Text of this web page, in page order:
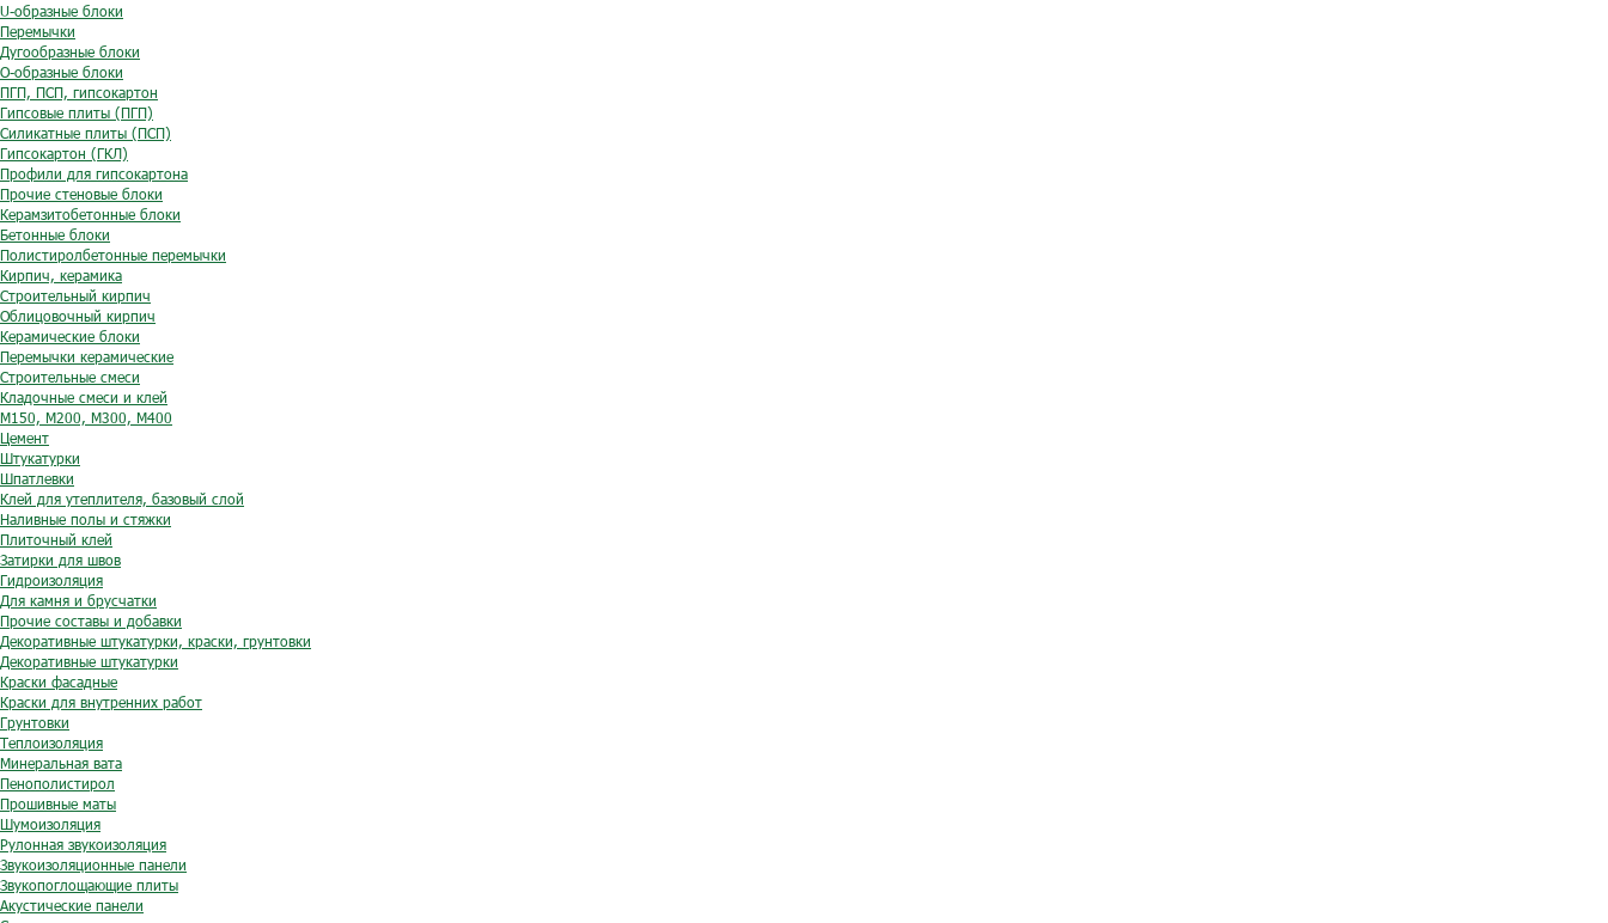
U-образные блоки
Перемычки
Дугообразные блоки
O-образные блоки
ПГП, ПСП, гипсокартон
Гипсовые плиты (ПГП)
Силикатные плиты (ПСП)
Гипсокартон (ГКЛ)
Профили для гипсокартона
Прочие стеновые блоки
Керамзитобетонные блоки
Бетонные блоки
Полистиролбетонные перемычки
Кирпич, керамика
Строительный кирпич
Облицовочный кирпич
Керамические блоки
Перемычки керамические
Строительные смеси
Кладочные смеси и клей
М150, М200, М300, М400
Цемент
Штукатурки
Шпатлевки
Клей для утеплителя, базовый слой
Наливные полы и стяжки
Плиточный клей
Затирки для швов
Гидроизоляция
Для камня и брусчатки
Прочие составы и добавки
Декоративные штукатурки, краски, грунтовки
Декоративные штукатурки
Краски фасадные
Краски для внутренних работ
Грунтовки
Теплоизоляция
Минеральная вата
Пенополистирол
Прошивные маты
Шумоизоляция
Рулонная звукоизоляция
Звукоизоляционные панели
Звукопоглощающие плиты
Акустические панели